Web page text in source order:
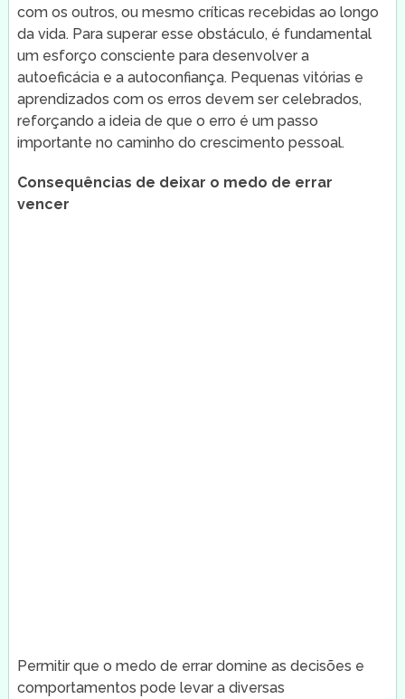
com os outros, ou mesmo críticas recebidas ao longo
da vida. Para superar esse obstáculo, é fundamental
um esforço consciente para desenvolver a
autoeficácia e a autoconfiança. Pequenas vitórias e
aprendizados com os erros devem ser celebrados,
reforçando a ideia de que o erro é um passo
importante no caminho do crescimento pessoal.
Consequências de deixar o medo de errar
vencer
Permitir que o medo de errar domine as decisões e
comportamentos pode levar a diversas